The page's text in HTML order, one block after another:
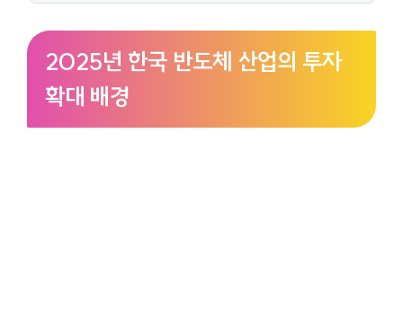
2025년 한국 반도체 산업의 투자
확대 배경